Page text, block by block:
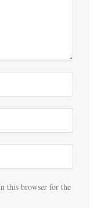
this browser for the